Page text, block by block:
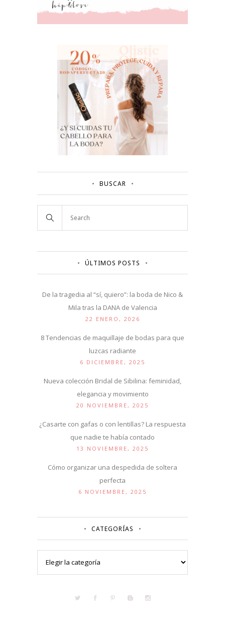
BUSCAR
ÚLTIMOS POSTS
De la tragedia al “sí, quiero”: la boda de Nico &
Mila tras la DANA de Valencia
22 ENERO, 2026
8 Tendencias de maquillaje de bodas para que
luzcas radiante
6 DICIEMBRE, 2025
Nueva colección Bridal de Sibilina: feminidad,
elegancia y movimiento
20 NOVIEMBRE, 2025
¿Casarte con gafas o con lentillas? La respuesta
que nadie te había contado
13 NOVIEMBRE, 2025
Cómo organizar una despedida de soltera
perfecta
6 NOVIEMBRE, 2025
CATEGORÍAS